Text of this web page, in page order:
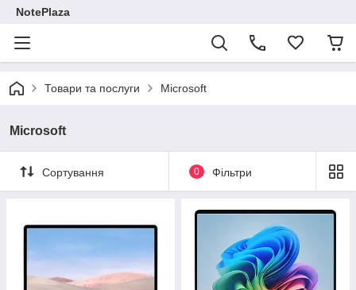
NotePlaza
Товари та послуги Microsoft
Microsoft
Сортування 0 Фільтри